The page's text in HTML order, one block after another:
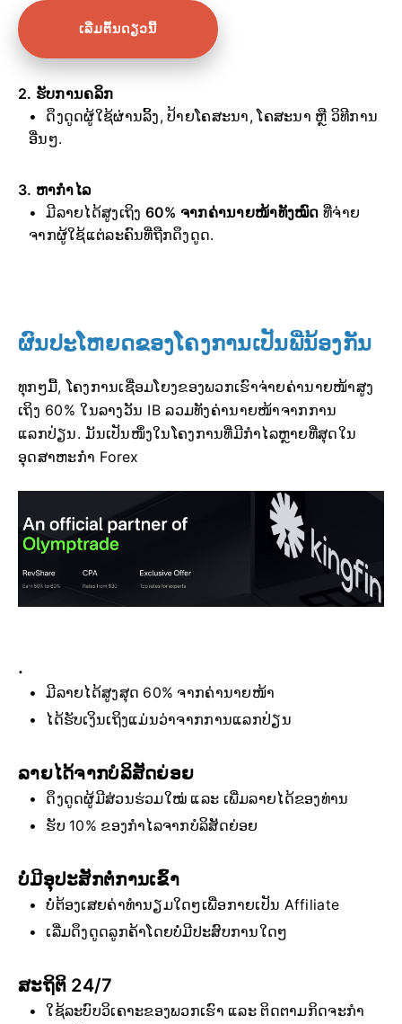
ເລີ່ມຕົ້ນດຽວນີ້
2. ຮັບການຄລິກ
ດຶງດູດຜູ້ໃຊ້ຜ່ານລິ້ງ, ປ້າຍໂຄສະນາ, ໂຄສະນາ ຫຼື ວິທີການ
ອື່ນໆ.
3. ຫາກຳໄລ
ມີລາຍໄດ້ສູງເຖິງ 60% ຈາກຄ່ານາຍໜ້າທັງໝົດ ທີ່ຈ່າຍ
ຈາກຜູ້ໃຊ້ແຕ່ລະຄົນທີ່ຖືກດຶງດູດ.
ຜົນປະໂຫຍດຂອງໂຄງການເປັນພີ່ນ້ອງກັນ
ທຸກໆມື້, ໂຄງການເຊື່ອມໂຍງຂອງພວກເຮົາຈ່າຍຄ່ານາຍໜ້າສູງ
ເຖິງ 60% ໃນລາງວັນ IB ລວມທັງຄ່ານາຍໜ້າຈາກການ
ແລກປ່ຽນ. ມັນເປັນໜຶ່ງໃນໂຄງການທີ່ມີກຳໄລຫຼາຍທີ່ສຸດໃນ
ອຸດສາຫະກຳ Forex
.
ມີລາຍໄດ້ສູງສຸດ 60% ຈາກຄ່ານາຍໜ້າ
ໄດ້ຮັບເງິນເຖິງແມ່ນວ່າຈາກການແລກປ່ຽນ
ລາຍໄດ້ຈາກບໍລິສັດຍ່ອຍ
ດຶງດູດຜູ້ມີສ່ວນຮ່ວມໃໝ່ ແລະ ເພີ່ມລາຍໄດ້ຂອງທ່ານ
ຮັບ 10% ຂອງກຳໄລຈາກບໍລິສັດຍ່ອຍ
ບໍ່ມີອຸປະສັກຕໍ່ການເຂົ້າ
ບໍ່ຕ້ອງເສຍຄ່າທຳນຽມໃດໆເພື່ອກາຍເປັນ Affiliate
ເລີ່ມດຶງດູດລູກຄ້າໂດຍບໍ່ມີປະສົບການໃດໆ
ສະຖິຕິ 24/7
ໃຊ້ລະບົບວິເຄາະຂອງພວກເຮົາ ແລະ ຕິດຕາມກິດຈະກຳ